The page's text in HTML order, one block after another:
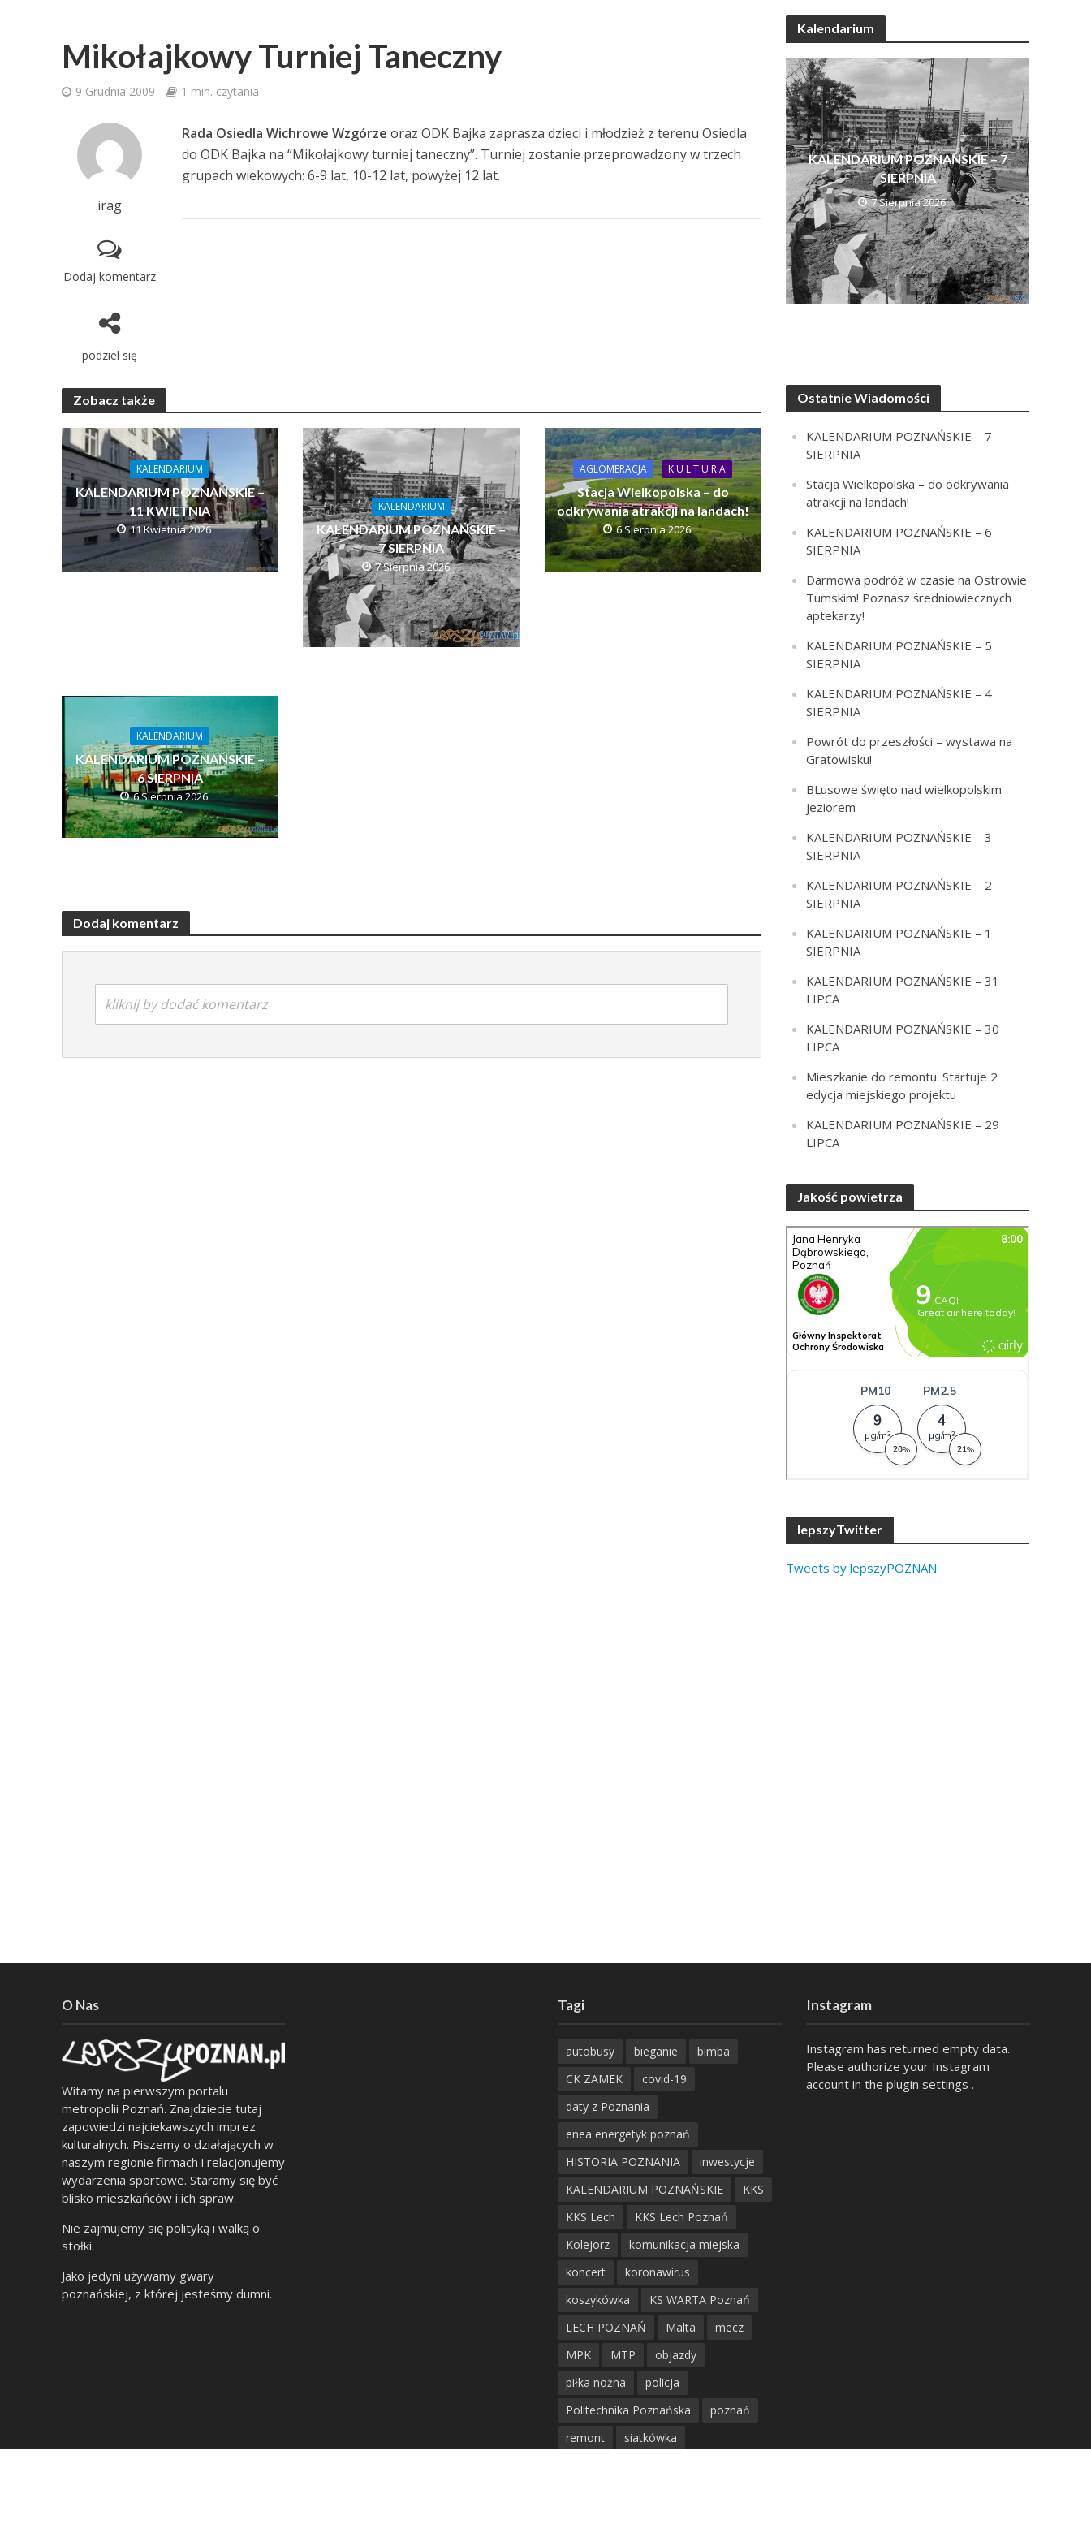
Mikołajkowy Turniej Taneczny
9 Grudnia 2009 1 min. czytania
irag
Dodaj komentarz
podziel się
Rada Osiedla Wichrowe Wzgórze oraz ODK Bajka zaprasza dzieci i młodzież z terenu Osiedla
do ODK Bajka na “Mikołajkowy turniej taneczny”. Turniej zostanie przeprowadzony w trzech
grupach wiekowych: 6-9 lat, 10-12 lat, powyżej 12 lat.
Zobacz także
KALENDARIUM
KALENDARIUM POZNAŃSKIE –
11 KWIETNIA
11 Kwietnia 2026
KALENDARIUM
KALENDARIUM POZNAŃSKIE –
7 SIERPNIA
7 Sierpnia 2026
AGLOMERACJA K U L T U R A
Stacja Wielkopolska – do
odkrywania atrakcji na landach!
6 Sierpnia 2026
KALENDARIUM
KALENDARIUM POZNAŃSKIE –
6 SIERPNIA
6 Sierpnia 2026
Dodaj komentarz
kliknij by dodać komentarz
Kalendarium
KALENDARIUM POZNAŃSKIE – 7
SIERPNIA
7 Sierpnia 2026
Ostatnie Wiadomości
KALENDARIUM POZNAŃSKIE – 7
SIERPNIA
Stacja Wielkopolska – do odkrywania
atrakcji na landach!
KALENDARIUM POZNAŃSKIE – 6
SIERPNIA
Darmowa podróż w czasie na Ostrowie
Tumskim! Poznasz średniowiecznych
aptekarzy!
KALENDARIUM POZNAŃSKIE – 5
SIERPNIA
KALENDARIUM POZNAŃSKIE – 4
SIERPNIA
Powrót do przeszłości – wystawa na
Gratowisku!
BLusowe święto nad wielkopolskim
jeziorem
KALENDARIUM POZNAŃSKIE – 3
SIERPNIA
KALENDARIUM POZNAŃSKIE – 2
SIERPNIA
KALENDARIUM POZNAŃSKIE – 1
SIERPNIA
KALENDARIUM POZNAŃSKIE – 31
LIPCA
KALENDARIUM POZNAŃSKIE – 30
LIPCA
Mieszkanie do remontu. Startuje 2
edycja miejskiego projektu
KALENDARIUM POZNAŃSKIE – 29
LIPCA
Jakość powietrza
lepszyTwitter
Tweets by lepszyPOZNAN
O Nas
Witamy na pierwszym portalu
metropolii Poznań. Znajdziecie tutaj
zapowiedzi najciekawszych imprez
kulturalnych. Piszemy o działających w
naszym regionie firmach i relacjonujemy
wydarzenia sportowe. Staramy się być
blisko mieszkańców i ich spraw.
Nie zajmujemy się polityką i walką o
stołki.
Jako jedyni używamy gwary
poznańskiej, z której jesteśmy dumni.
Tagi
autobusy bieganie
bimba
CK ZAMEK
covid-19
daty z Poznania
enea energetyk poznań
HISTORIA POZNANIA
inwestycje
KALENDARIUM POZNAŃSKIE
KKS
KKS Lech
KKS Lech Poznań
Kolejorz
komunikacja miejska
koncert
koronawirus
koszykówka
KS WARTA Poznań
LECH POZNAŃ
Malta
mecz
MPK
MTP
objazdy
piłka nożna
policja
Politechnika Poznańska
poznań
remont
siatkówka
Instagram
Instagram has returned empty data.
Please authorize your Instagram
account in the plugin settings .